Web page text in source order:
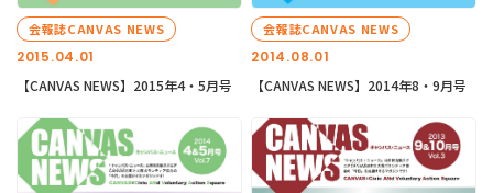
2015.04.01
会報誌CANVAS NEWS
【CANVAS NEWS】2015年4・5月号
2014.08.01
会報誌CANVAS NEWS
【CANVAS NEWS】2014年8・9月号